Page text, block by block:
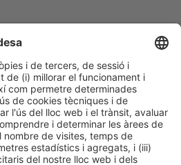
LinkedIn WhatsApp Email